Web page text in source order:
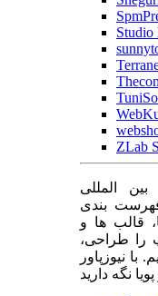
Thecon
ZLab
المللی
بندی
قالب ها و
را طراحی،
نیوزپاور